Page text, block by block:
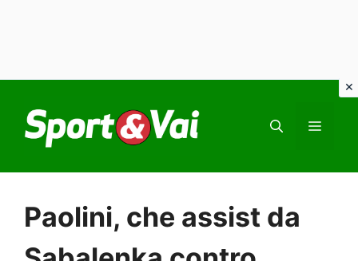
contenuto
Paolini, che assist da